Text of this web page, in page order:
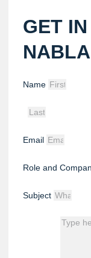
GET
Name
Email
Role and
Subject